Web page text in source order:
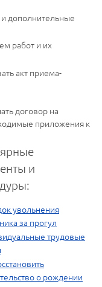
дополнительные
работ и их
акт приема-
договор на
приложения к
и
увольнения
за прогул
трудовые
о рождении